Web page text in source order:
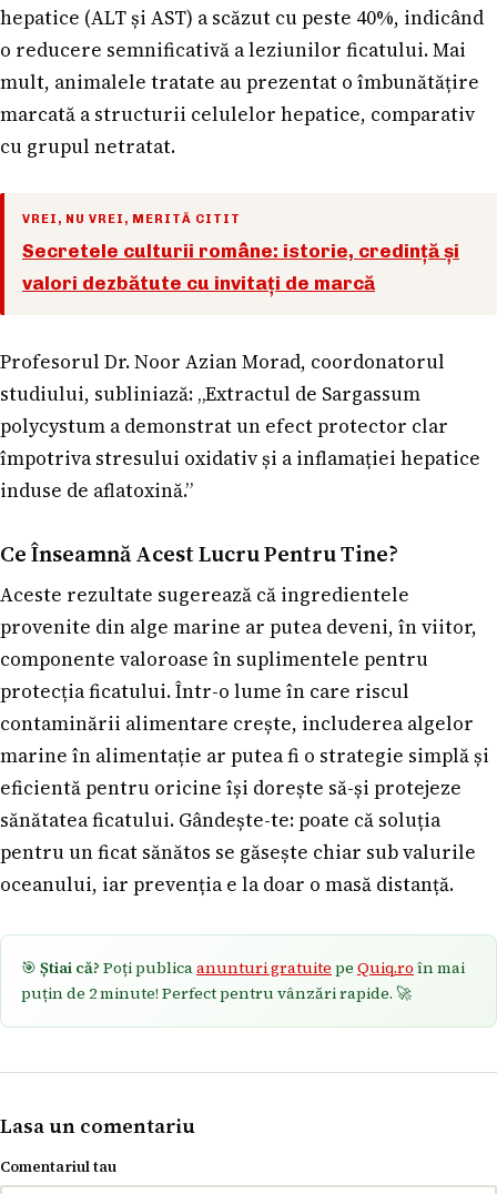
hepatice (ALT și AST) a scăzut cu peste 40%, indicând
o reducere semnificativă a leziunilor ficatului. Mai
mult, animalele tratate au prezentat o îmbunătățire
marcată a structurii celulelor hepatice, comparativ
cu grupul netratat.
VREI, NU VREI, MERITĂ CITIT
Secretele culturii române: istorie, credință și
valori dezbătute cu invitați de marcă
Profesorul Dr. Noor Azian Morad, coordonatorul
studiului, subliniază: „Extractul de Sargassum
polycystum a demonstrat un efect protector clar
împotriva stresului oxidativ și a inflamației hepatice
induse de aflatoxină.”
Ce Înseamnă Acest Lucru Pentru Tine?
Aceste rezultate sugerează că ingredientele
provenite din alge marine ar putea deveni, în viitor,
componente valoroase în suplimentele pentru
protecția ficatului. Într-o lume în care riscul
contaminării alimentare crește, includerea algelor
marine în alimentație ar putea fi o strategie simplă și
eficientă pentru oricine își dorește să-și protejeze
sănătatea ficatului. Gândește-te: poate că soluția
pentru un ficat sănătos se găsește chiar sub valurile
oceanului, iar prevenția e la doar o masă distanță.
🎯 Știai că? Poți publicaanunturi gratuite pe Quiq.ro în mai
puțin de 2 minute! Perfect pentru vânzări rapide. 🚀
Lasa un comentariu
Comentariul tau